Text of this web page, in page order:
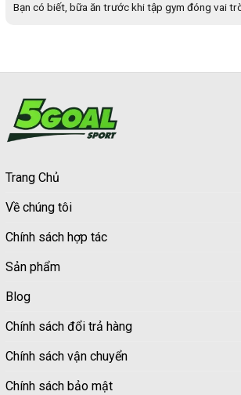
Bạn có biết, bữa ăn trước khi tập gym đóng vai
Trang Chủ
Về chúng tôi
Chính sách hợp tác
Sản phẩm
Blog
Chính sách đổi trả hàng
Chính sách vận chuyển
Chính sách bảo mật